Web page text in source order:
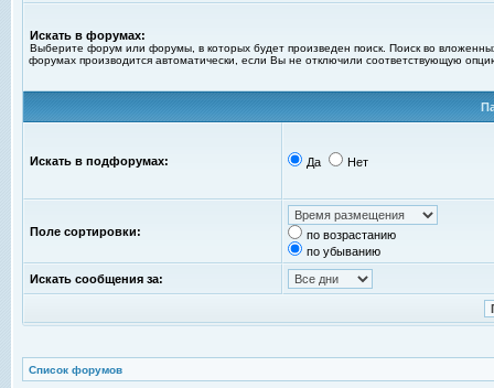
Искать в форумах:
Выберите форум или форумы, в которых будет произведен поиск. Поиск во
форумах производится автоматически, если Вы не отключили соответствующую
Искать в подфорумах: Да Нет
Поле сортировки:
по возрастанию
по убыванию
Искать сообщения за:
Список форумов